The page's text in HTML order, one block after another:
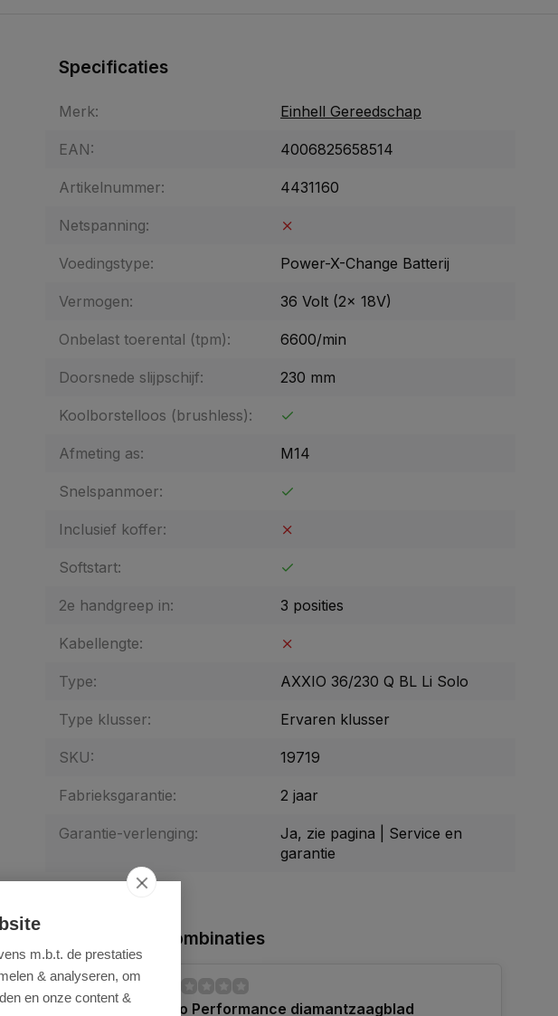
Specificaties
Merk: Einhell Gereedschap
EAN: 4006825658514
Artikelnummer: 4431160
Netspanning:
Voedingstype: Power-X-Change Batterij
Vermogen: 36 Volt (2x 18V)
Onbelast toerental (tpm): 6600/min
Doorsnede slijpschijf: 230 mm
Koolborstelloos (brushless):
Afmeting as: M14
Snelspanmoer:
Inclusief koffer:
Softstart:
2e handgreep in: 3 posities
Kabellengte:
Type: AXXIO 36/230 Q BL Li Solo
Type klusser: Ervaren klusser
SKU: 19719
Fabrieksgarantie: 2 jaar
Garantie-verlenging:
Ja, zie pagina | Service en
garantie
Aanbevolen combinaties
Pro Performance diamantzaagblad
m.b.t. de prestaties
& analyseren, om
en onze content &